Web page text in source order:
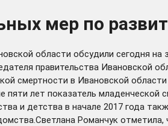
мер по
области обсудили сегодня на
правительства Ивановской
смертности в Ивановской
пяти лет показатель
и детства в начале 2017 года
Романчук